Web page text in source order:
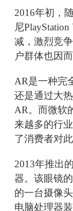
2016年初，
尼
减，激烈竞
户群体也因
AR是一种完
还是通过大
AR。而微软
来越多的行
了消费者对
2013年推出
器。该眼镜
的一台摄像
电脑处理器